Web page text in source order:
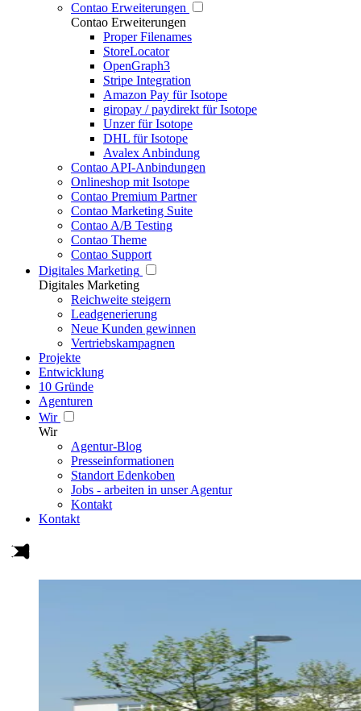
Contao Erweiterungen
Contao Erweiterungen
Proper Filenames
StoreLocator
OpenGraph3
Stripe Integration
Amazon Pay für Isotope
giropay / paydirekt für Isotope
Unzer für Isotope
DHL für Isotope
Avalex Anbindung
Contao API-Anbindungen
Onlineshop mit Isotope
Contao Premium Partner
Contao Marketing Suite
Contao A/B Testing
Contao Theme
Contao Support
Digitales Marketing
Digitales Marketing
Reichweite steigern
Leadgenerierung
Neue Kunden gewinnen
Vertriebskampagnen
Projekte
Entwicklung
10 Gründe
Agenturen
Wir
Wir
Agentur-Blog
Presseinformationen
Standort Edenkoben
Jobs - arbeiten in unser Agentur
Kontakt
Kontakt